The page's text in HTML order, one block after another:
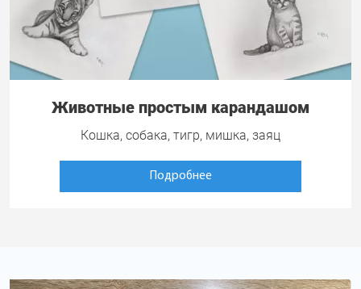
Животные простым карандашом
Кошка, собака, тигр, мишка, заяц
Подробнее